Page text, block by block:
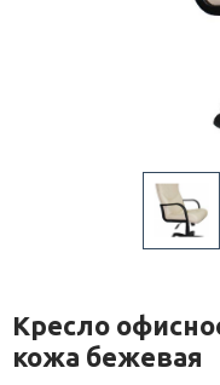
Кресло
кожа бежевая